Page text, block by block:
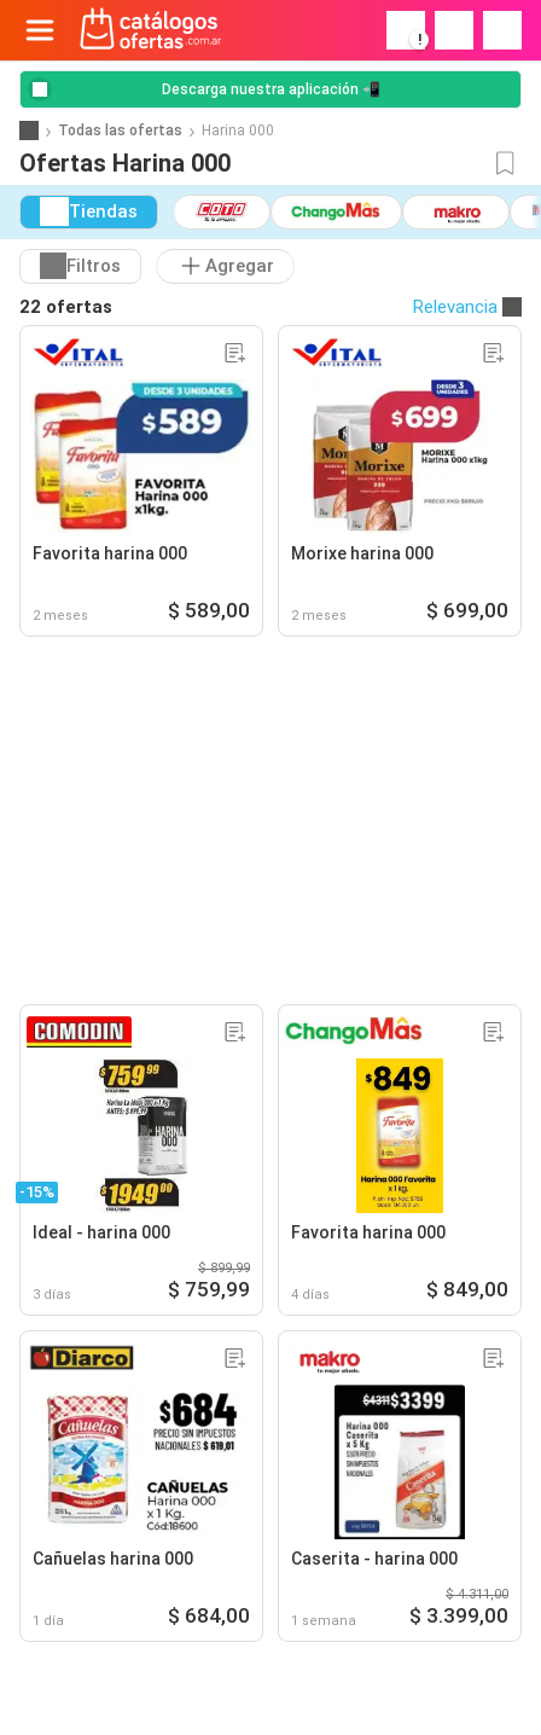
!
Descarga nuestra aplicación 📲
Todas las ofertas Harina 000
Ofertas Harina 000
Tiendas
Filtros
Agregar
22 ofertas
Relevancia
Favorita harina 000
2 meses $ 589,00
Morixe harina 000
2 meses $ 699,00
-15%
Ideal - harina 000
3 días
$ 899,99
$ 759,99
Favorita harina 000
4 días $ 849,00
Cañuelas harina 000
1 día $ 684,00
Caserita - harina 000
1 semana
$ 4.311,00
$ 3.399,00